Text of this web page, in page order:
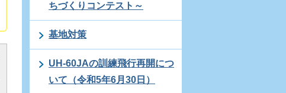
ちづくりコンテスト～
基地対策
UH-60JAの訓練飛行再開につ
いて（令和5年6月30日）